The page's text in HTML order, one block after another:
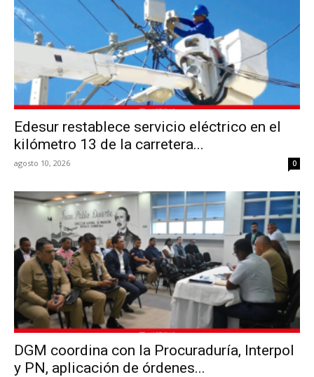
Edesur restablece servicio eléctrico en el
kilómetro 13 de la carretera...
agosto 10, 2026 0
DGM coordina con la Procuraduría, Interpol
y PN, aplicación de órdenes...